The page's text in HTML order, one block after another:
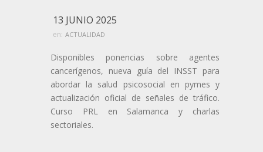
13 JUNIO 2025
en: ACTUALIDAD
Disponibles ponencias sobre agentes
cancerígenos, nueva guía del INSST para
abordar la salud psicosocial en pymes y
actualización oficial de señales de tráfico.
Curso PRL en Salamanca y charlas
sectoriales.